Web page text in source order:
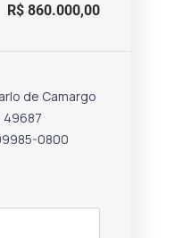
R$ 860.000,00
de Camargo
49687
0800